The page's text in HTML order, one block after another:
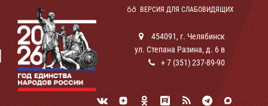
ВЕРСИЯ ДЛЯ СЛАБОВИДЯЩИХ
454091, г. Челябинск
ул. Степана Разина, д. 6 в
+ 7 (351) 237-89-90